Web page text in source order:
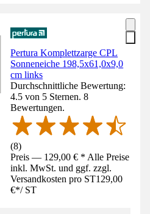
Pertura Komplettzarge CPL
Sonneneiche 198,5x61,0x9,0
cm links
Durchschnittliche Bewertung:
4.5 von 5 Sternen. 8
Bewertungen.
(8)
Preis — 129,00 € * Alle Preise
inkl. MwSt. und ggf. zzgl.
Versandkosten pro ST129,00
€*/ ST